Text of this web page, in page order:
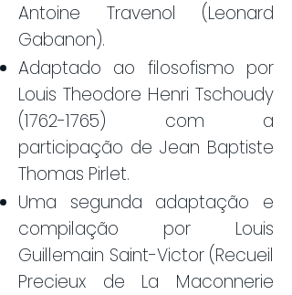
Antoine Travenol (Leonard
Gabanon).
Adaptado ao filosofismo por
Louis Theodore Henri Tschoudy
(1762-1765) com a
participação de Jean Baptiste
Thomas Pirlet.
Uma segunda adaptação e
compilação por Louis
Guillemain Saint-Victor (Recueil
Precieux de La Maconnerie